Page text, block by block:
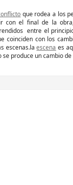
que rodea a los
con el final de la
entre el
coinciden con los
escenas.laescena es
produce un cambio de